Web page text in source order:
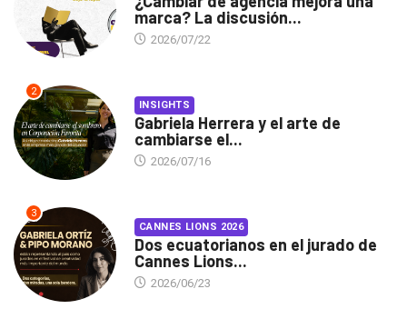
marca? La discusión...
2026/07/22
2
INSIGHTS
Gabriela Herrera y el arte de
cambiarse el...
2026/07/16
3
CANNES LIONS 2026
Dos ecuatorianos en el jurado de
Cannes Lions...
2026/06/23